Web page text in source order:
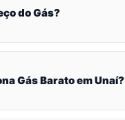
do Gás?
Gás Barato em Unaí?